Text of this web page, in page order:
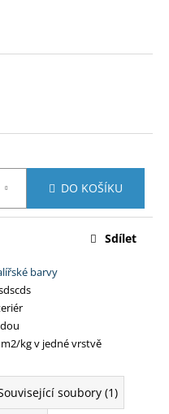
DO KOŠÍKU
barvy
m2/kg v jedné vrstvě
Sdílet
soubory (1)